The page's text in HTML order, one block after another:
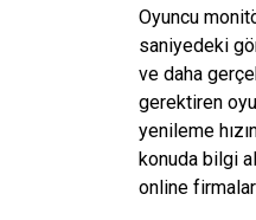
Oyuncu
saniyedeki
ve daha
gerektiren
yenileme
konuda bilgi
online